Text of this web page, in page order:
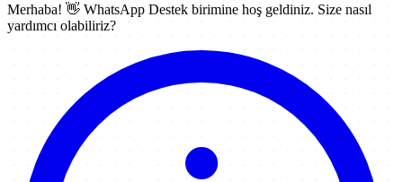
Merhaba! 👋 WhatsApp Destek birimine hoş geldiniz. Size nasıl
yardımcı olabiliriz?